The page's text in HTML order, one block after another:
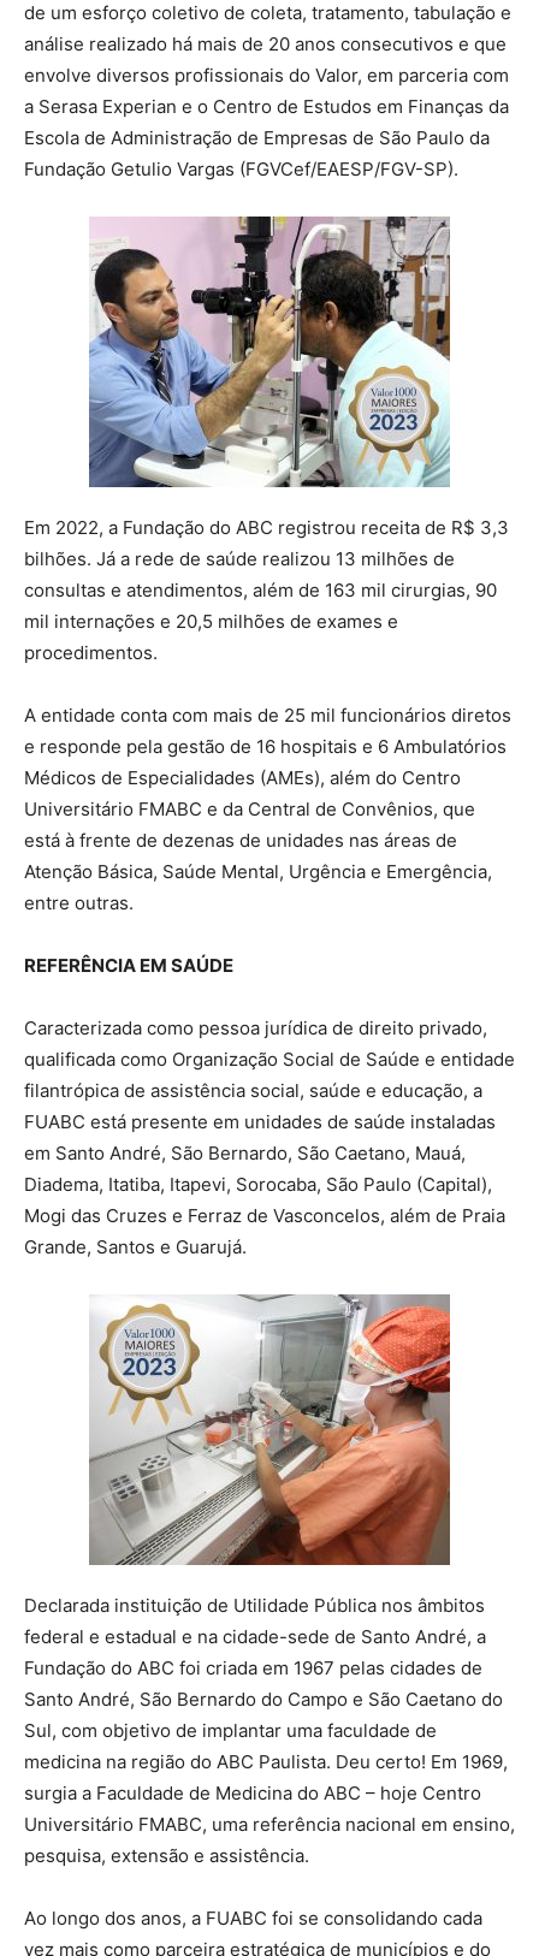
de um esforço coletivo de coleta, tratamento, tabulação e
análise realizado há mais de 20 anos consecutivos e que
envolve diversos profissionais do Valor, em parceria com
a Serasa Experian e o Centro de Estudos em Finanças da
Escola de Administração de Empresas de São Paulo da
Fundação Getulio Vargas (FGVCef/EAESP/FGV-SP).
Em 2022, a Fundação do ABC registrou receita de R$ 3,3
bilhões. Já a rede de saúde realizou 13 milhões de
consultas e atendimentos, além de 163 mil cirurgias, 90
mil internações e 20,5 milhões de exames e
procedimentos.
A entidade conta com mais de 25 mil funcionários diretos
e responde pela gestão de 16 hospitais e 6 Ambulatórios
Médicos de Especialidades (AMEs), além do Centro
Universitário FMABC e da Central de Convênios, que
está à frente de dezenas de unidades nas áreas de
Atenção Básica, Saúde Mental, Urgência e Emergência,
entre outras.
REFERÊNCIA EM SAÚDE
Caracterizada como pessoa jurídica de direito privado,
qualificada como Organização Social de Saúde e entidade
filantrópica de assistência social, saúde e educação, a
FUABC está presente em unidades de saúde instaladas
em Santo André, São Bernardo, São Caetano, Mauá,
Diadema, Itatiba, Itapevi, Sorocaba, São Paulo (Capital),
Mogi das Cruzes e Ferraz de Vasconcelos, além de Praia
Grande, Santos e Guarujá.
Declarada instituição de Utilidade Pública nos âmbitos
federal e estadual e na cidade-sede de Santo André, a
Fundação do ABC foi criada em 1967 pelas cidades de
Santo André, São Bernardo do Campo e São Caetano do
Sul, com objetivo de implantar uma faculdade de
medicina na região do ABC Paulista. Deu certo! Em 1969,
surgia a Faculdade de Medicina do ABC – hoje Centro
Universitário FMABC, uma referência nacional em ensino,
pesquisa, extensão e assistência.
Ao longo dos anos, a FUABC foi se consolidando cada
vez mais como parceira estratégica de municípios e do